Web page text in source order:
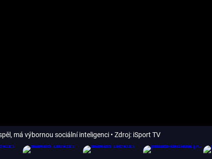
má výbornou sociální inteligenci • Zdroj: iSport TV